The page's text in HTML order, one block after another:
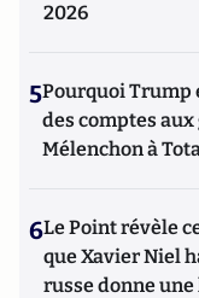
2026
5Pourquoi Trump
des comptes
Mélenchon à
6Le Point révèle
que Xavier Niel
russe donne une